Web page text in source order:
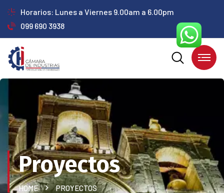
Horarios: Lunes a Viernes 9.00am a 6.00pm
099 690 3938
Proyectos
HOME PROYECTOS